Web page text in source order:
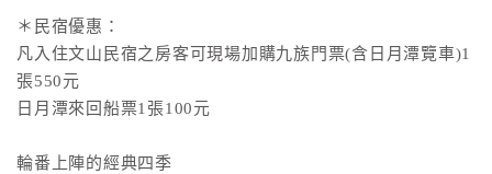
特
色
民
＊民宿優惠：
凡入住文山民宿之房客可現場加購九族門票(含日月潭覽車)1
張550元
日月潭來回船票1張100元
輪番上陣的經典四季